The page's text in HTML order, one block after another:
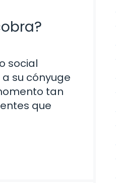
social
su cónyuge
tan
que